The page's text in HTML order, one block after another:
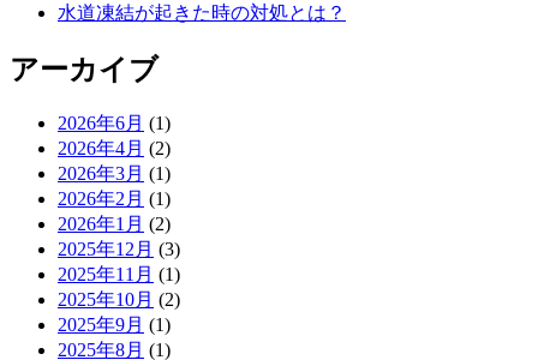
水道凍結が起きた時の対処とは？
アーカイブ
2026年6月 (1)
2026年4月 (2)
2026年3月 (1)
2026年2月 (1)
2026年1月 (2)
2025年12月 (3)
2025年11月 (1)
2025年10月 (2)
2025年9月 (1)
2025年8月 (1)